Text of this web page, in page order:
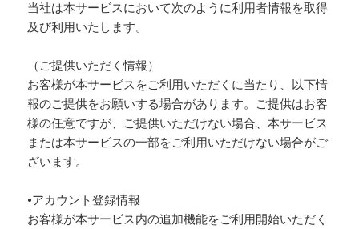
当社は本サービスにおいて次のように利用者情報を取得
及び利用いたします。
（ご提供いただく情報）
お客様が本サービスをご利用いただくに当たり、以下情
報のご提供をお願いする場合があります。ご提供はお客
様の任意ですが、ご提供いただけない場合、本サービス
または本サービスの一部をご利用いただけない場合がご
ざいます。
•アカウント登録情報
お客様が本サービス内の追加機能をご利用開始いただく